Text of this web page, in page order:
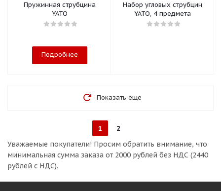
Пружинная струбцина
YATO
Подробнее
Набор угловых струбцин
YATO, 4 предмета
Показать еще
1
2
Уважаемые покупатели! Просим обратить внимание, что
минимальная сумма заказа от 2000 рублей без НДС (2440
рублей с НДС).